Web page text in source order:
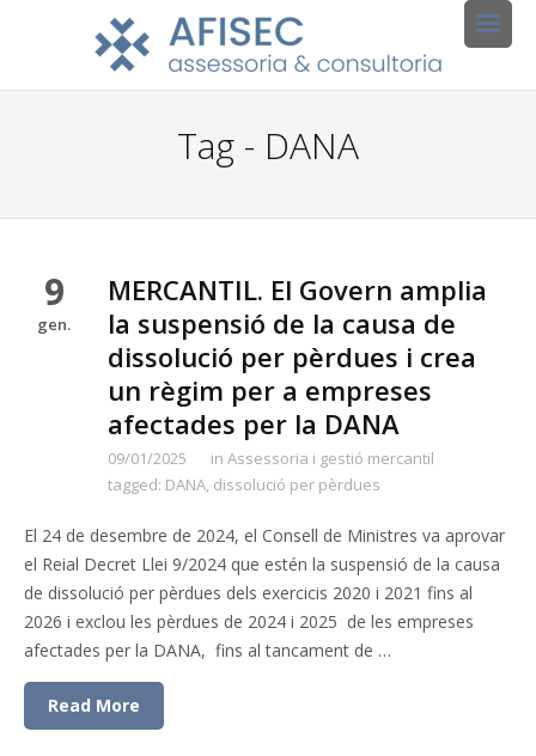
Tag - DANA
9
gen.
MERCANTIL. El Govern amplia
la suspensió de la causa de
dissolució per pèrdues i crea
un règim per a empreses
afectades per la DANA
09/01/2025 in Assessoria i gestió mercantil
tagged: DANA, dissolució per pèrdues
El 24 de desembre de 2024, el Consell de Ministres va aprovar
el Reial Decret Llei 9/2024 que estén la suspensió de la causa
de dissolució per pèrdues dels exercicis 2020 i 2021 fins al
2026 i exclou les pèrdues de 2024 i 2025 de les empreses
afectades per la DANA, fins al tancament de …
Read More